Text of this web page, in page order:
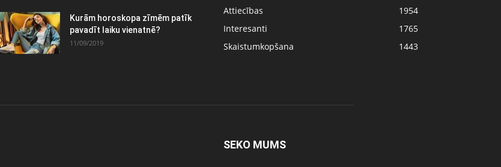
Kurām horoskopa zīmēm patīk
pavadīt laiku vienatnē?
11/09/2019
Attiecības
1954
Interesanti
1765
Skaistumkopšana
1443
SEKO MUMS